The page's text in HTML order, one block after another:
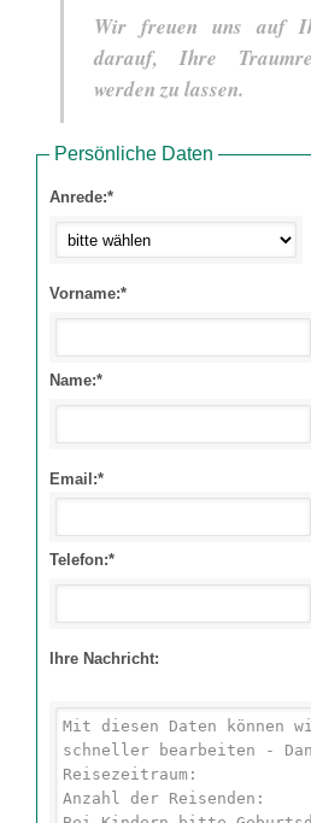
Wir freuen uns auf
darauf, Ihre
werden zu lassen.
Persönliche Daten
Anrede:*
Vorname:*
Name:*
Email:*
Telefon:*
Ihre Nachricht: